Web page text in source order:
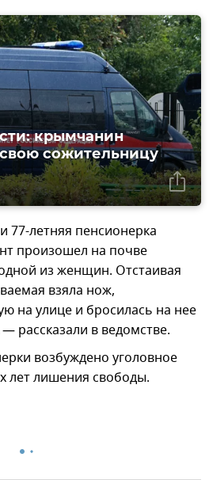
крымчанин
сожительницу
77-летняя пенсионерка
произошел на почве
из женщин. Отстаивая
взяла нож,
на улице и бросилась на нее
рассказали в ведомстве.
возбуждено уголовное
лет лишения свободы.